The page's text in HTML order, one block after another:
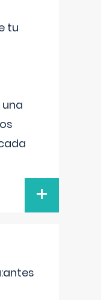
tu
+